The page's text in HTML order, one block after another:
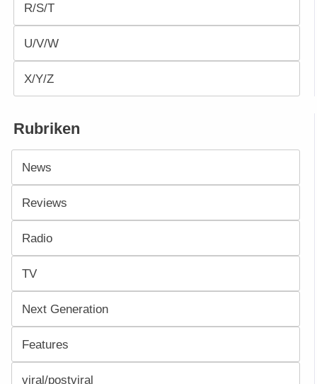
R/S/T
U/V/W
X/Y/Z
Rubriken
News
Reviews
Radio
TV
Next Generation
Features
viral/postviral